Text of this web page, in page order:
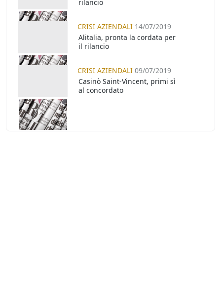
rilancio
CRISI AZIENDALI 14/07/2019
Alitalia, pronta la cordata per
il rilancio
CRISI AZIENDALI 09/07/2019
Casinò Saint-Vincent, primi sì
al concordato